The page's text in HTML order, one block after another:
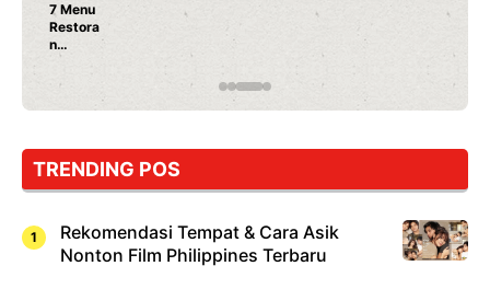
7 Menu
Restora
n
Jepang
yang
Dicoba,
Cuma
Sushi!
TRENDING POS
Rekomendasi Tempat & Cara Asik
Nonton Film Philippines Terbaru